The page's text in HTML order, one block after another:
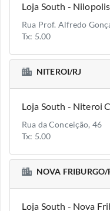
Loja South - Nilopolis
Rua Prof. Alfredo
Tx: 5.00
NITEROI/RJ
Loja South - Niteroi
Rua da Conceição, 46
Tx: 5.00
NOVA FRIBURGO/
Loja South - Nova